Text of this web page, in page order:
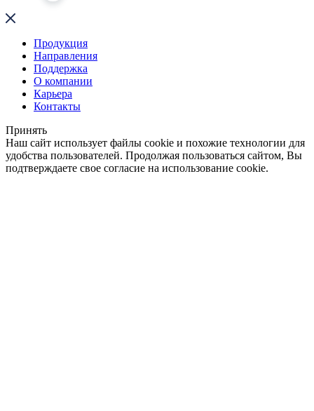
Продукция
Направления
Поддержка
О компании
Карьера
Контакты
Принять
Наш сайт использует файлы cookie и похожие технологии для
удобства пользователей. Продолжая пользоваться сайтом, Вы
подтверждаете свое согласие на использование cookie.